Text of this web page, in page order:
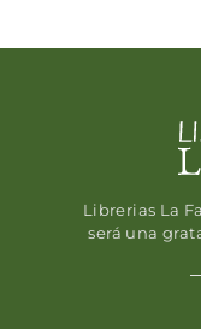
Librerias La
será una